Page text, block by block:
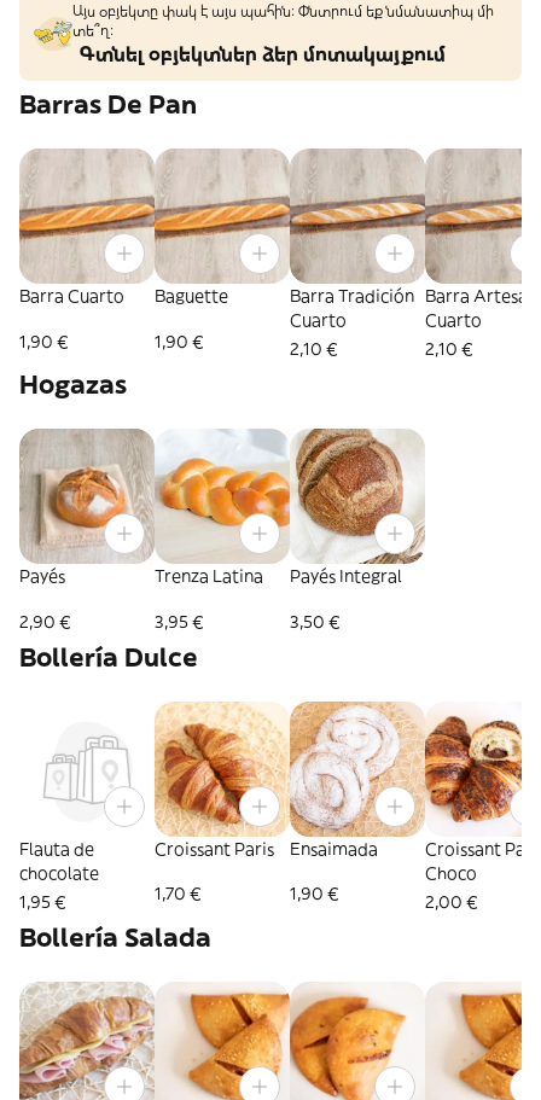
Այս օբյեկտը փակ է այս պահին: Փնտրում եք նմանատիպ մի
տե՞ղ։
Գտնել օբյեկտներ ձեր մոտակայքում
Barras De Pan
Barra Cuarto
1,90 €
Baguette
1,90 €
Barra Tradición
Cuarto
2,10 €
Barra
Cuarto
2,10 €
Hogazas
Payés
2,90 €
Trenza Latina
3,95 €
Payés Integral
3,50 €
Bollería Dulce
Flauta de
chocolate
1,95 €
Croissant Paris
1,70 €
Ensaimada
1,90 €
Croissant
Choco
2,00 €
Bollería Salada